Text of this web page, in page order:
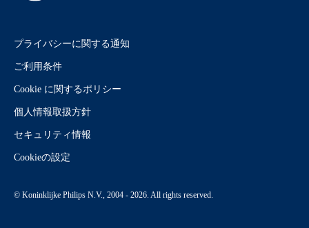
プライバシーに関する通知
ご利用条件
Cookie に関するポリシー
個人情報取扱方針
セキュリティ情報
Cookieの設定
© Koninklijke Philips N.V., 2004 - 2026. All rights reserved.